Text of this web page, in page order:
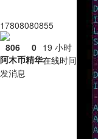
17808080855
806
阿木币
0
精华
19 小时
在线时间
发消息